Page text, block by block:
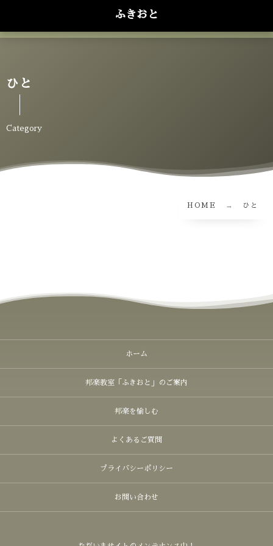
ふきおと
ひと
Category
HOME ひと
ホーム
邦楽教室「ふきおと」のご案内
邦楽を愉しむ
よくあるご質問
プライバシーポリシー
お問い合わせ